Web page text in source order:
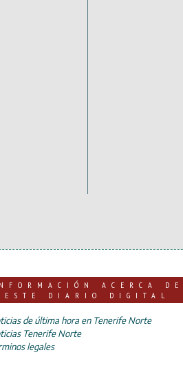
ACERCA DE
ESTE DIARIO DIGITAL
de última hora en Tenerife Norte
Tenerife Norte
legales